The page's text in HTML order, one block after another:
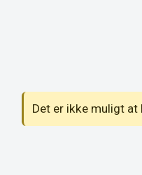
Det er ikke muligt